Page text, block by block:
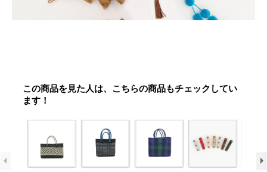
この商品を見た人は、こちらの商品もチェックしてい
ます！